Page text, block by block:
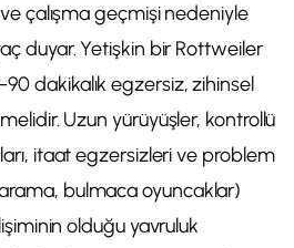
ve çalışma geçmişi nedeniyle
duyar. Yetişkin bir Rottweiler
dakikalık egzersiz, zihinsel
Uzun yürüyüşler, kontrollü
itaat egzersizleri ve problem
bulmaca oyuncaklar)
olduğu yavruluk